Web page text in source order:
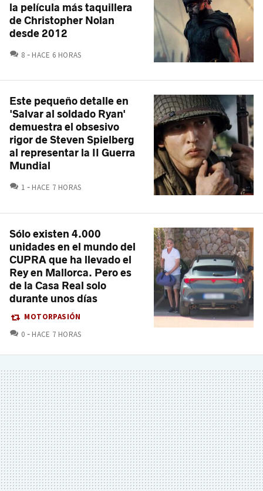
la película más taquillera
de Christopher Nolan
desde 2012
8 COMENTARIOS
HACE 6 HORAS
Este pequeño detalle en
'Salvar al soldado Ryan'
demuestra el obsesivo
rigor de Steven Spielberg
al representar la II Guerra
Mundial
1 COMENTARIOS
HACE 7 HORAS
Sólo existen 4.000
unidades en el mundo del
CUPRA que ha llevado el
Rey en Mallorca. Pero es
de la Casa Real solo
durante unos días
MOTORPASIÓN
0 COMENTARIOS
HACE 7 HORAS